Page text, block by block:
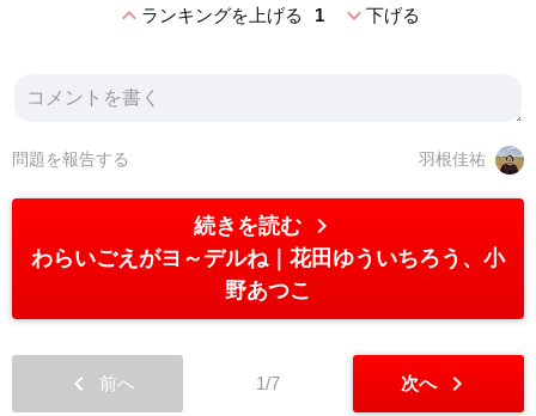
expand_lessランキングを上げる 1 expand_more下げる
羽根佳祐
問題を報告する
続きを読む chevron_right
わらいごえがヨ～デルね
花田ゆういちろう、小
野あつこ
chevron_left 前へ 1/7 次へ chevron_right